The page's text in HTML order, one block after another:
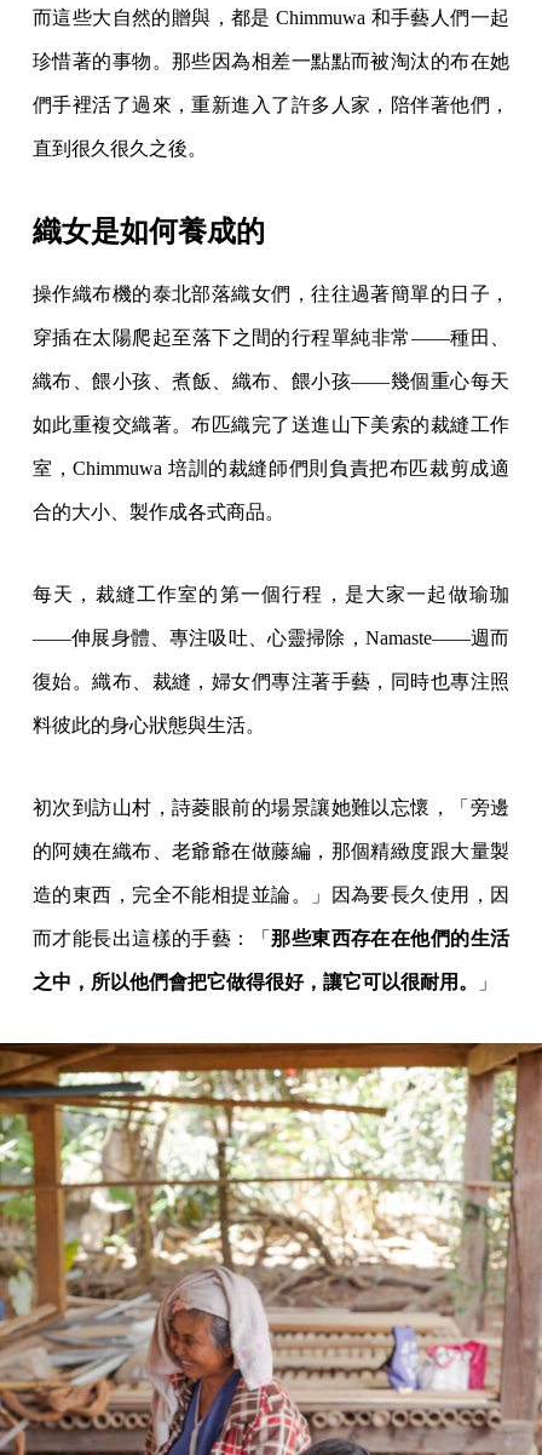
而這些大自然的贈與，都是 Chimmuwa 和手藝人們一起
珍惜著的事物。那些因為相差一點點而被淘汰的布在她
們手裡活了過來，重新進入了許多人家，陪伴著他們，
直到很久很久之後。
織女是如何養成的
操作織布機的泰北部落織女們，往往過著簡單的日子，
穿插在太陽爬起至落下之間的行程單純非常——種田、
織布、餵小孩、煮飯、織布、餵小孩——幾個重心每天
如此重複交織著。布匹織完了送進山下美索的裁縫工作
室，Chimmuwa 培訓的裁縫師們則負責把布匹裁剪成適
合的大小、製作成各式商品。
每天，裁縫工作室的第一個行程，是大家一起做瑜珈
——伸展身體、專注吸吐、心靈掃除，Namaste——週而
復始。織布、裁縫，婦女們專注著手藝，同時也專注照
料彼此的身心狀態與生活。
初次到訪山村，詩菱眼前的場景讓她難以忘懷，「旁邊
的阿姨在織布、老爺爺在做藤編，那個精緻度跟大量製
造的東西，完全不能相提並論。」因為要長久使用，因
而才能長出這樣的手藝：「那些東西存在在他們的生活
之中，所以他們會把它做得很好，讓它可以很耐用。 」